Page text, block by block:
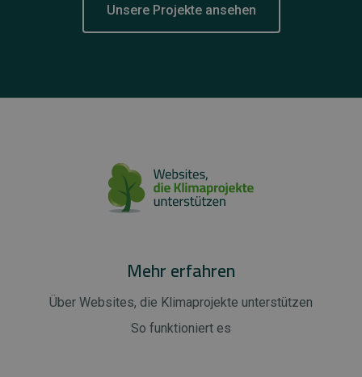
Unsere Projekte ansehen
Mehr erfahren
Über Websites, die Klimaprojekte unterstützen
So funktioniert es